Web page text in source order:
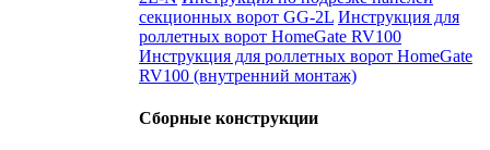
секционных ворот GG-2L Инструкция для
роллетных ворот HomeGate RV100
Инструкция для роллетных ворот HomeGate
RV100 (внутренний монтаж)
Сборные конструкции